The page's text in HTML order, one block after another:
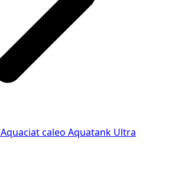
Aquaciat caleo Aquatank Ultra